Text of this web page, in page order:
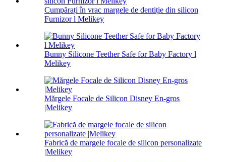
Cumpărați în vrac margele de dentiție din silicon
Furnizor l Melikey
Bunny Silicone Teether Safe for Baby Factory l
Melikey
Mărgele Focale de Silicon Disney En-gros
|Melikey
Fabrică de margele focale de silicon personalizate
|Melikey